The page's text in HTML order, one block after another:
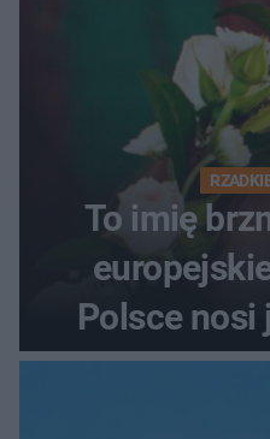
To imię
Polsce nosi